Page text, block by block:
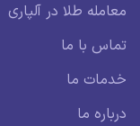
معامله طلا در آلپاری
تماس با ما
خدمات ما
درباره ما